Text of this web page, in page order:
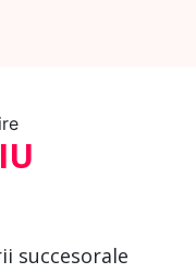
succesorale